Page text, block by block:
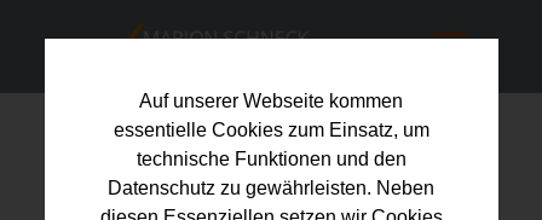
Auf unserer Webseite kommen
essentielle Cookies zum Einsatz, um
technische Funktionen und den
Datenschutz zu gewährleisten. Neben
HANDWERKERPORTAL
Hier finden Sie unsere Dienstleistungen,